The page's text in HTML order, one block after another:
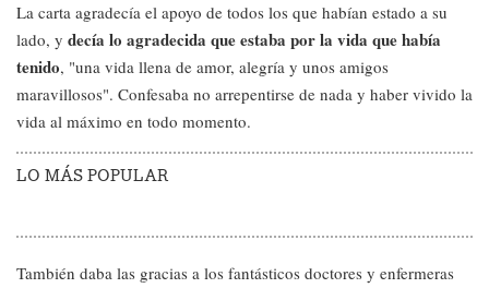
La carta agradecía el apoyo de todos los que habían estado a su
lado, y decía lo agradecida que estaba por la vida que había
tenido, "una vida llena de amor, alegría y unos amigos
maravillosos". Confesaba no arrepentirse de nada y haber vivido la
vida al máximo en todo momento.
LO MÁS POPULAR
También daba las gracias a los fantásticos doctores y enfermeras